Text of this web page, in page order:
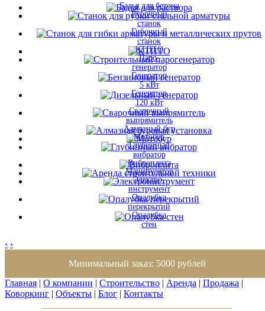
Бадья для бетона
Рубочный
станок
Гибочный
станок
КТПТО
Паро-
генератор
Генератор
5 кВт
Генератор
120 кВт
Сварочный
выпрямитель
Алмазный бур
Мотобур
Глубинный
вибратор
Виброплита
Манипулятор
Электро-
инструмент
Опалубка
перекрытий
Опалубка
стен
‹ ›
Минимальный заказ: 5000 рублей
Главная | О компании | Строительство | Аренда | Продажа |
Коворкинг | Объекты | Блог | Контакты